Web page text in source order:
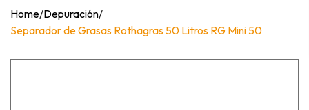
Home/Depuración/
Separador de Grasas Rothagras 50 Litros RG Mini 50